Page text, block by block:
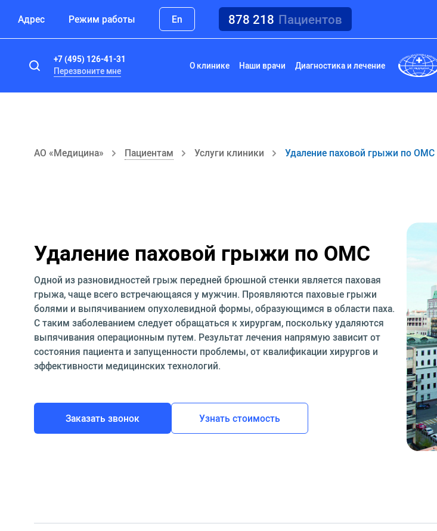
Адрес Режим работы En 878 218 Пациентов
+7 (495) 126-41-31
Перезвоните мне
О клинике Наши врачи Диагностика и лечение
АО «Медицина» Пациентам Услуги клиники Удаление паховой грыжи по ОМС
Удаление паховой грыжи по ОМС
Одной из разновидностей грыж передней брюшной стенки является паховая
грыжа, чаще всего встречающаяся у мужчин. Проявляются паховые грыжи
болями и выпячиванием опухолевидной формы, образующимся в области паха.
С таким заболеванием следует обращаться к хирургам, поскольку удаляются
выпячивания операционным путем. Результат лечения напрямую зависит от
состояния пациента и запущенности проблемы, от квалификации хирургов и
эффективности медицинских технологий.
Заказать звонок Узнать стоимость